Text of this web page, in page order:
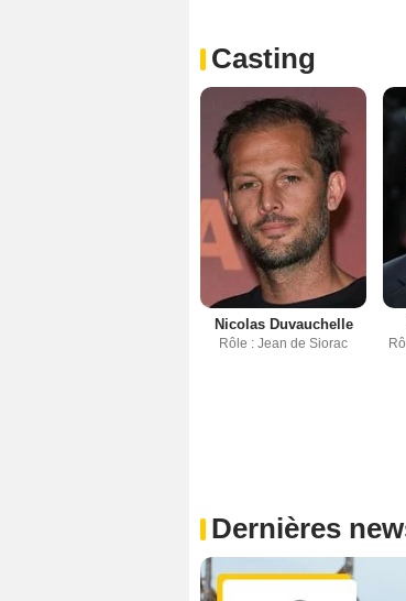
Casting
Nicolas Duvauchelle
Rôle : Jean de Siorac
Dernières